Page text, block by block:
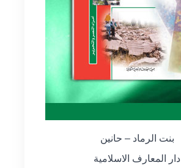
بنت الرماد – حانين
دار المعارف الاسلامية